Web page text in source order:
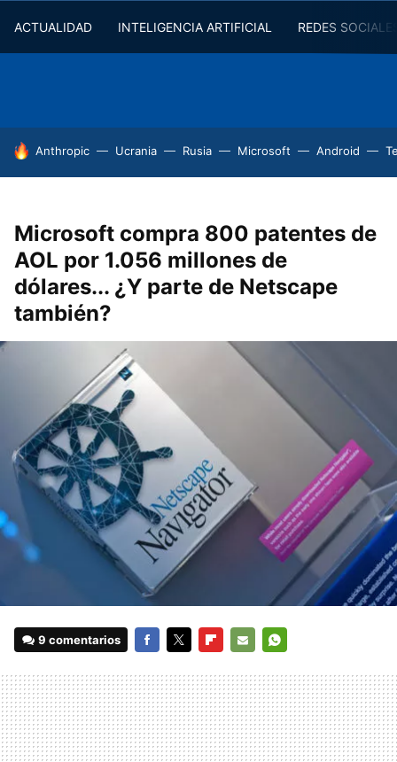
ACTUALIDAD INTELIGENCIA ARTIFICIAL REDES
HOY SE HABLA DE
Anthropic Ucrania Rusia Microsoft Android
Microsoft compra 800 patentes de
AOL por 1.056 millones de
dólares... ¿Y parte de Netscape
también?
9 comentarios
MAIL